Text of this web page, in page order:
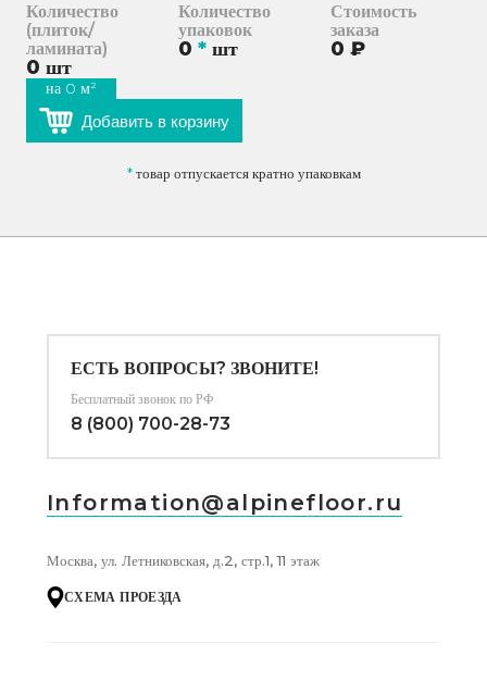
Количество
(плиток/
ламината)
0 шт
на 0 м²
Количество
упаковок
0 * шт
Стоимость
заказа
0 ₽
Добавить в корзину
*товар отпускается кратно упаковкам
ЕСТЬ ВОПРОСЫ? ЗВОНИТЕ!
Бесплатный звонок по РФ
8 (800) 700-28-73
Information@alpinefloor.ru
Москва, ул. Летниковская, д.2, стр.1, 11 этаж
СХЕМА ПРОЕЗДА